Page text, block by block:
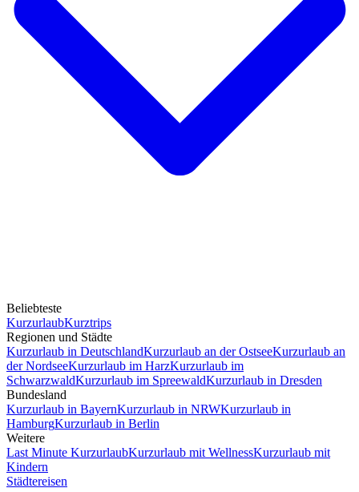
Beliebteste
KurzurlaubKurztrips
Regionen und Städte
Kurzurlaub in DeutschlandKurzurlaub an der OstseeKurzurlaub an
der NordseeKurzurlaub im HarzKurzurlaub im
SchwarzwaldKurzurlaub im SpreewaldKurzurlaub in Dresden
Bundesland
Kurzurlaub in BayernKurzurlaub in NRWKurzurlaub in
HamburgKurzurlaub in Berlin
Weitere
Last Minute KurzurlaubKurzurlaub mit WellnessKurzurlaub mit
Kindern
Städtereisen